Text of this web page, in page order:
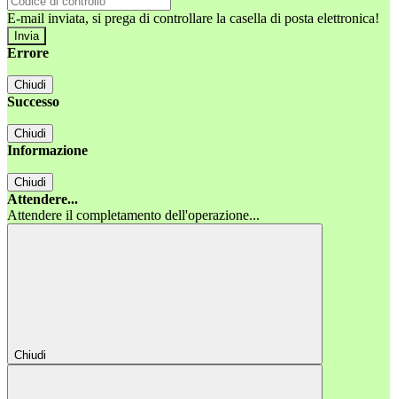
E-mail inviata, si prega di controllare la casella di posta elettronica!
Errore
Chiudi
Successo
Chiudi
Informazione
Chiudi
Attendere...
Attendere il completamento dell'operazione...
Chiudi